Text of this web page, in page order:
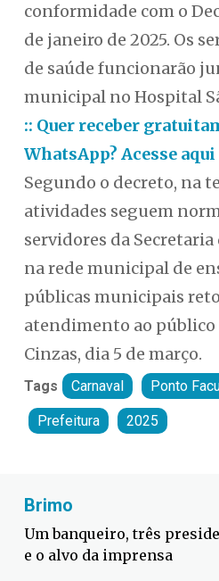
conformidade com o
de janeiro de 2025. Os
de saúde funcionarão
municipal no Hospital
:: Quer receber
WhatsApp? Acesse aqui
Segundo o decreto, na
atividades seguem
servidores da Secretaria
na rede municipal de
públicas municipais
atendimento ao
Cinzas, dia 5 de março.
Tags Carnaval Ponto
Prefeitura 2025